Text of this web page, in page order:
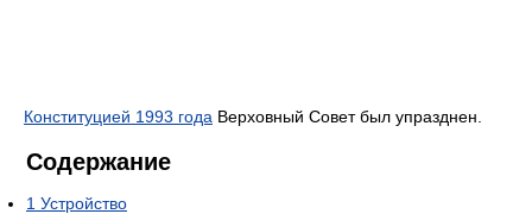
Конституцией 1993 года Верховный Совет был упразднен.
Содержание
1 Устройство